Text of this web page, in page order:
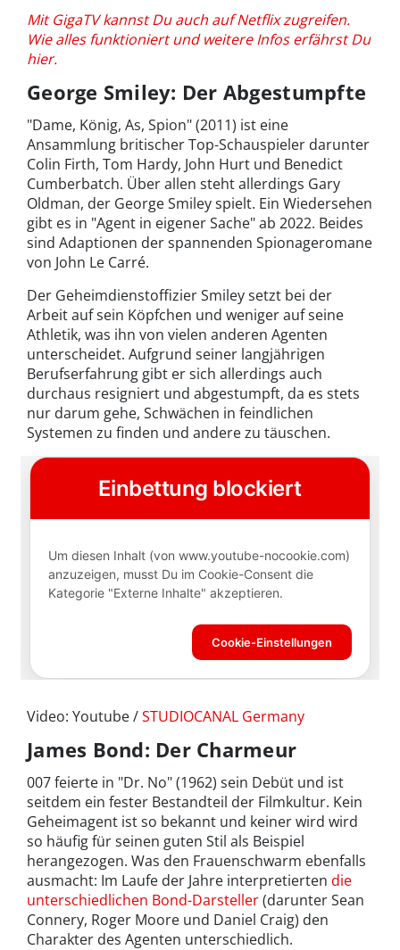
Mit GigaTV kannst Du auch auf Netflix zugreifen.
Wie alles funktioniert und weitere Infos erfährst Du
hier.
George Smiley: Der Abgestumpfte
"Dame, König, As, Spion" (2011) ist eine
Ansammlung britischer Top-Schauspieler darunter
Colin Firth, Tom Hardy, John Hurt und Benedict
Cumberbatch. Über allen steht allerdings Gary
Oldman, der George Smiley spielt. Ein Wiedersehen
gibt es in "Agent in eigener Sache" ab 2022. Beides
sind Adaptionen der spannenden Spionageromane
von John Le Carré.
Der Geheimdienstoffizier Smiley setzt bei der
Arbeit auf sein Köpfchen und weniger auf seine
Athletik, was ihn von vielen anderen Agenten
unterscheidet. Aufgrund seiner langjährigen
Berufserfahrung gibt er sich allerdings auch
durchaus resigniert und abgestumpft, da es stets
nur darum gehe, Schwächen in feindlichen
Systemen zu finden und andere zu täuschen.
Video: Youtube /STUDIOCANAL Germany
James Bond: Der Charmeur
007 feierte in "Dr. No" (1962) sein Debüt und ist
seitdem ein fester Bestandteil der Filmkultur. Kein
Geheimagent ist so bekannt und keiner wird wird
so häufig für seinen guten Stil als Beispiel
herangezogen. Was den Frauenschwarm ebenfalls
ausmacht: Im Laufe der Jahre interpretierten die
unterschiedlichen Bond-Darsteller(darunter Sean
Connery, Roger Moore und Daniel Craig) den
Charakter des Agenten unterschiedlich.